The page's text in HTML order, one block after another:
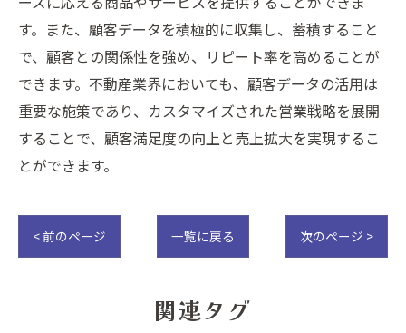
す。また、顧客データを積極的に収集し、蓄積すること
で、顧客との関係性を強め、リピート率を高めることが
できます。不動産業界においても、顧客データの活用は
重要な施策であり、カスタマイズされた営業戦略を展開
することで、顧客満足度の向上と売上拡大を実現するこ
とができます。
< 前のページ 一覧に戻る 次のページ >
関連タグ